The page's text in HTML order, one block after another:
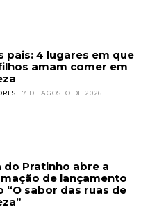
pais: 4 lugares em que
amam comer em
7 DE AGOSTO DE 2026
do Pratinho abre a
de lançamento
“O sabor das ruas de